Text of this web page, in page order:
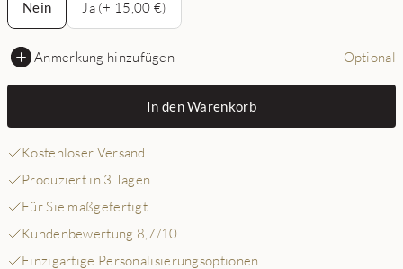
Nein
Ja (+ 15,00 €)
Anmerkung hinzufügen Optional
In den Warenkorb
Kostenloser Versand
Produziert in 3 Tagen
Für Sie maßgefertigt
Kundenbewertung 8,7/10
Einzigartige Personalisierungsoptionen